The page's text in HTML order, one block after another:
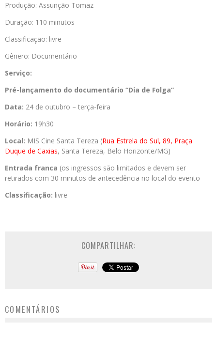
Produção: Assunção Tomaz
Duração: 110 minutos
Classificação: livre
Gênero: Documentário
Serviço:
Pré-lançamento do documentário “Dia de Folga”
Data: 24 de outubro – terça-feira
Horário: 19h30
Local: MIS Cine Santa Tereza (Rua Estrela do Sul, 89, Praça
Duque de Caxias, Santa Tereza, Belo Horizonte/MG)
Entrada franca (os ingressos são limitados e devem ser
retirados com 30 minutos de antecedência no local do evento
Classificação: livre
COMPARTILHAR:
COMENTÁRIOS